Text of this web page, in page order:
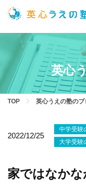
英心
TOP 英心うえの塾のブ
2022/12/25
中学受験
大学受験
家ではなか